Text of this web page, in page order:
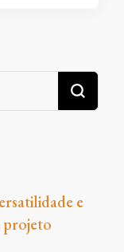
e
projeto